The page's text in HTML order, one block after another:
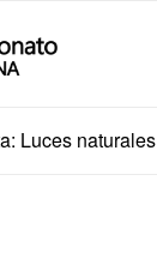
Luces naturales